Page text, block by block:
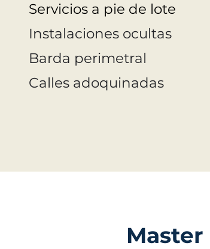
Servicios a pie de lote
Instalaciones ocultas
Barda perimetral
Calles adoquinadas
Master